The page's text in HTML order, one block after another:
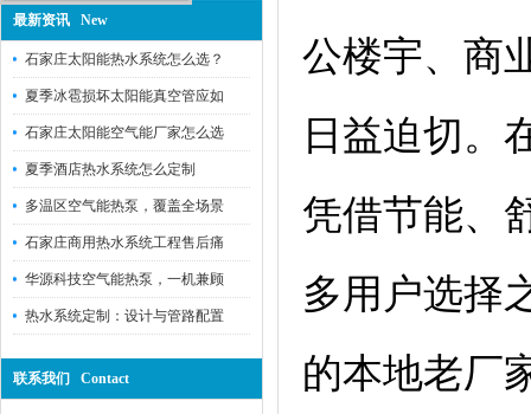
最新资讯 New
石家庄太阳能热水系统怎么选？
夏季冰雹损坏太阳能真空管应如
石家庄太阳能空气能厂家怎么选
夏季酒店热水系统怎么定制
多温区空气能热泵，覆盖全场景
石家庄商用热水系统工程售后痛
华源科技空气能热泵，一机兼顾
热水系统定制：设计与管路配置
联系我们 Contact
公楼宇、商
日益迫切。
凭借节能、
多用户选择
的本地老厂